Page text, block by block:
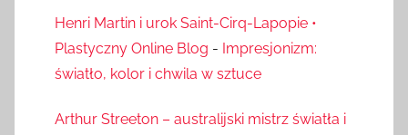
Henri Martin i urok Saint-Cirq-Lapopie •
Plastyczny Online Blog - Impresjonizm:
światło, kolor i chwila w sztuce
Arthur Streeton – australijski mistrz światła i